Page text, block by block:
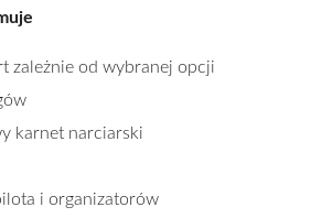
zależnie od wybranej opcji
karnet narciarski
i organizatorów